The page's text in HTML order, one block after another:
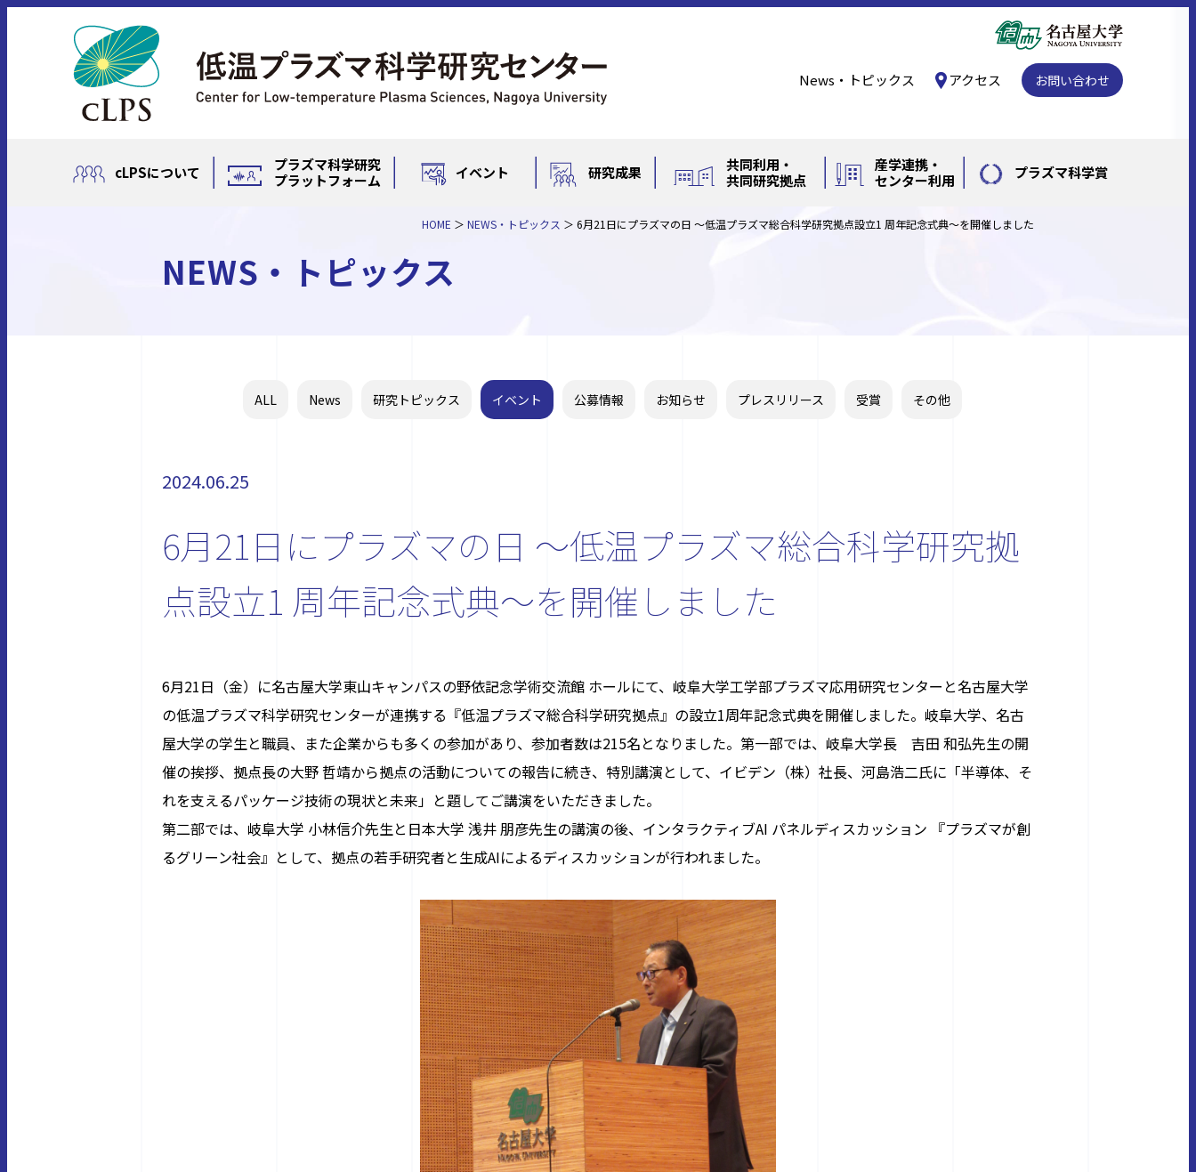
News・トピックス アクセス お問い合わせ
cLPSについて
プラズマ科学研究
プラットフォーム
イベント 研究成果
共同利用・
共同研究拠点
産学連携・
センター利用
プラズマ科学賞
NEWS・トピックス
HOME NEWS・トピックス 6月21日にプラズマの日 ～低温プラズマ総合科学研究拠点設立1 周年記念式典～を開催しました
ALL News 研究トピックス イベント 公募情報 お知らせ プレスリリース 受賞 その他
2024.06.25
6月21日にプラズマの日 ～低温プラズマ総合科学研究拠
点設立1 周年記念式典～を開催しました
6月21日（金）に名古屋大学東山キャンパスの野依記念学術交流館 ホールにて、岐阜大学工学部プラズマ応用研究センターと名古屋大学
の低温プラズマ科学研究センターが連携する『低温プラズマ総合科学研究拠点』の設立1周年記念式典を開催しました。 岐阜大学、名古
屋大学の学生と職員、また企業からも多くの参加があり、参加者数は215名となりました。第一部では、岐阜大学長 吉田 和弘先生の開
催の挨拶、拠点長の大野 哲靖から拠点の活動についての報告に続き、 特別講演として、イビデン（株）社⾧、河島浩二氏に「半導体、そ
れを支えるパッケージ技術の現状と未来」と題してご講演をいただきました。
第二部では、岐阜大学 小林信介先生と日本大学 浅井 朋彦先生の講演の後、インタラクティブAI パネルディスカッション 『プラズマが創
るグリーン社会』として、拠点の若手研究者と生成AIによるディスカッションが行われました。